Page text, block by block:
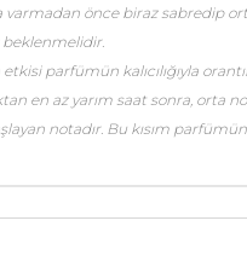
varmadan önce biraz sabredip
beklenmelidir.
parfümün kalıcılığıyla
en az yarım saat sonra, orta
notadır. Bu kısım